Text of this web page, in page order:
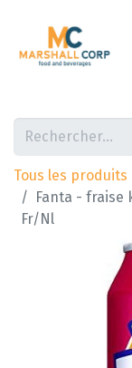
Tous les produits
Fanta - fraise
Fr/Nl